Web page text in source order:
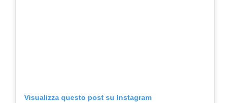
Visualizza questo post su Instagram